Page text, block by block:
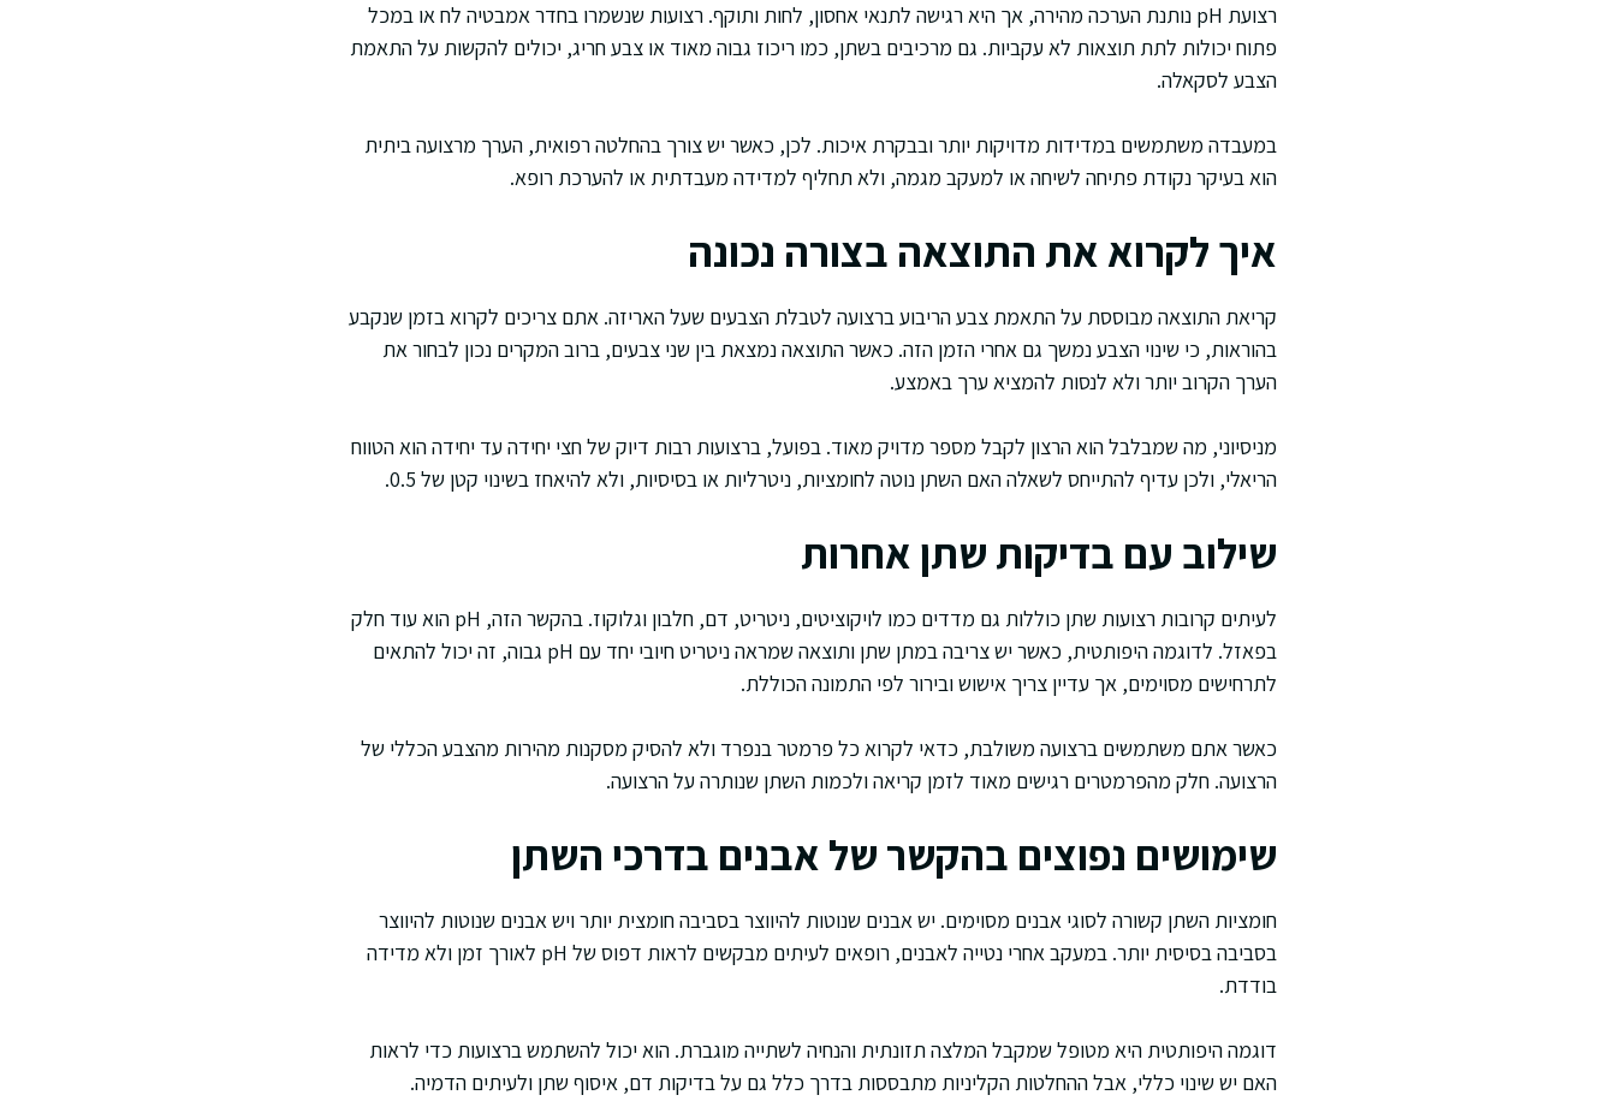
רצועת pH נותנת הערכה מהירה, אך היא רגישה לתנאי אחסון, לחות ותוקף. רצועות שנשמרו בחדר אמבטיה לח או במכל
פתוח יכולות לתת תוצאות לא עקביות. גם מרכיבים בשתן, כמו ריכוז גבוה מאוד או צבע חריג, יכולים להקשות על התאמת
הצבע לסקאלה.
במעבדה משתמשים במדידות מדויקות יותר ובבקרת איכות. לכן, כאשר יש צורך בהחלטה רפואית, הערך מרצועה ביתית
הוא בעיקר נקודת פתיחה לשיחה או למעקב מגמה, ולא תחליף למדידה מעבדתית או להערכת רופא.
איך לקרוא את התוצאה בצורה נכונה
קריאת התוצאה מבוססת על התאמת צבע הריבוע ברצועה לטבלת הצבעים שעל האריזה. אתם צריכים לקרוא בזמן שנקבע
בהוראות, כי שינוי הצבע נמשך גם אחרי הזמן הזה. כאשר התוצאה נמצאת בין שני צבעים, ברוב המקרים נכון לבחור את
הערך הקרוב יותר ולא לנסות להמציא ערך באמצע.
מניסיוני, מה שמבלבל הוא הרצון לקבל מספר מדויק מאוד. בפועל, ברצועות רבות דיוק של חצי יחידה עד יחידה הוא הטווח
הריאלי, ולכן עדיף להתייחס לשאלה האם השתן נוטה לחומציות, ניטרליות או בסיסיות, ולא להיאחז בשינוי קטן של 0.5.
שילוב עם בדיקות שתן אחרות
לעיתים קרובות רצועות שתן כוללות גם מדדים כמו לויקוציטים, ניטריט, דם, חלבון וגלוקוז. בהקשר הזה, pH הוא עוד חלק
בפאזל. לדוגמה היפותטית, כאשר יש צריבה במתן שתן ותוצאה שמראה ניטריט חיובי יחד עם pH גבוה, זה יכול להתאים
לתרחישים מסוימים, אך עדיין צריך אישוש ובירור לפי התמונה הכוללת.
כאשר אתם משתמשים ברצועה משולבת, כדאי לקרוא כל פרמטר בנפרד ולא להסיק מסקנות מהירות מהצבע הכללי של
הרצועה. חלק מהפרמטרים רגישים מאוד לזמן קריאה ולכמות השתן שנותרה על הרצועה.
שימושים נפוצים בהקשר של אבנים בדרכי השתן
חומציות השתן קשורה לסוגי אבנים מסוימים. יש אבנים שנוטות להיווצר בסביבה חומצית יותר ויש אבנים שנוטות להיווצר
בסביבה בסיסית יותר. במעקב אחרי נטייה לאבנים, רופאים לעיתים מבקשים לראות דפוס של pH לאורך זמן ולא מדידה
בודדת.
דוגמה היפותטית היא מטופל שמקבל המלצה תזונתית והנחיה לשתייה מוגברת. הוא יכול להשתמש ברצועות כדי לראות
האם יש שינוי כללי, אבל ההחלטות הקליניות מתבססות בדרך כלל גם על בדיקות דם, איסוף שתן ולעיתים הדמיה.